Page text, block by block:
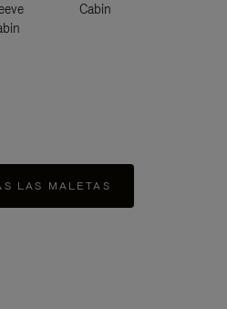
Cabin
LAS MALETAS